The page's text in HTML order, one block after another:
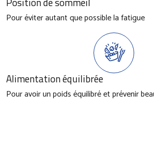
Pour éviter autant que possible la fatigue
Alimentation équilibrée
Pour avoir un poids équilibré et prévenir